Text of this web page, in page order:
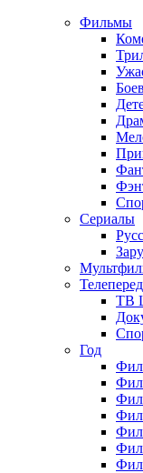
Фильмы
Сериалы
ТВ
Год